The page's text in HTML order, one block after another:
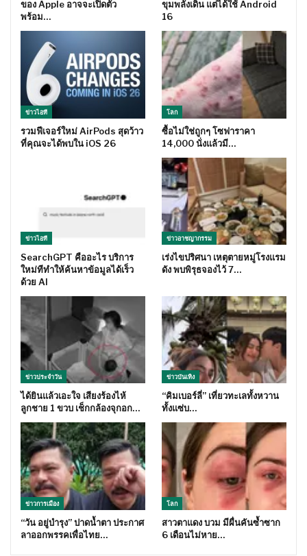
ของ Apple อาจจะเปิดตัว
พร้อม…
ขุมพลังเดิน แต่ได้ใช้ Android
16
ข่าวไอที
รวมฟีเจอร์ใหม่ AirPods สุดว้าว
ที่คุณจะได้พบใน iOS 26
โลก
ซื้อไม่ใช่ถูกๆ โซฟาราคา
14,000 นั่งแล้วมี…
ข่าวไอที
SearchGPT คืออะไร บริการ
ใหม่ทีทำให้ค้นหาข้อมูลได้เร็ว
ด้วย AI
ข่าวอาชญากรรม
เร่งไขปริศนา เหตุตายหมู่โรงแรม
ดัง พบพิรุธจองไว้ 7…
ข่าวประจำวัน
ได้ยินแล้วเอะใจ เสียงร้องไห้
ลูกชาย 1 ขวบ เช็กกล้องจุกอก…
ข่าวบันเทิง
“คิมเบอร์ลี่” เที่ยวทะเลทั้งหวาน
ทั้งแซ่บ…
ข่าวการเมือง
“วัน อยู่บำรุง” ปาดน้ำตา ประกาศ
ลาออกพรรคเพื่อไทย…
โลก
สาวตาแดง บวม มีผื่นคันซ้ำซาก
6 เดือนไม่หาย…